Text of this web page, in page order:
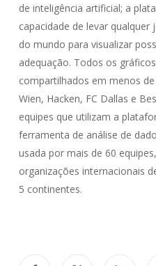
de inteligência artificial; a
capacidade de levar
do mundo para visualizar
adequação. Todos os
compartilhados em menos
Wien, Hacken, FC Dallas e
equipes que utilizam a
ferramenta de análise de
usada por mais de 60
organizações internacionais
5 continentes.